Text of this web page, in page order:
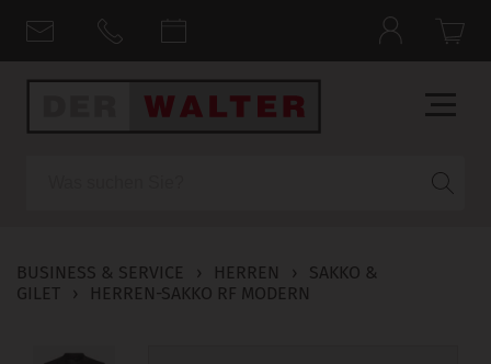
BUSINESS & SERVICE › HERREN ›
SAKKO &
GILET
› HERREN-SAKKO RF MODERN